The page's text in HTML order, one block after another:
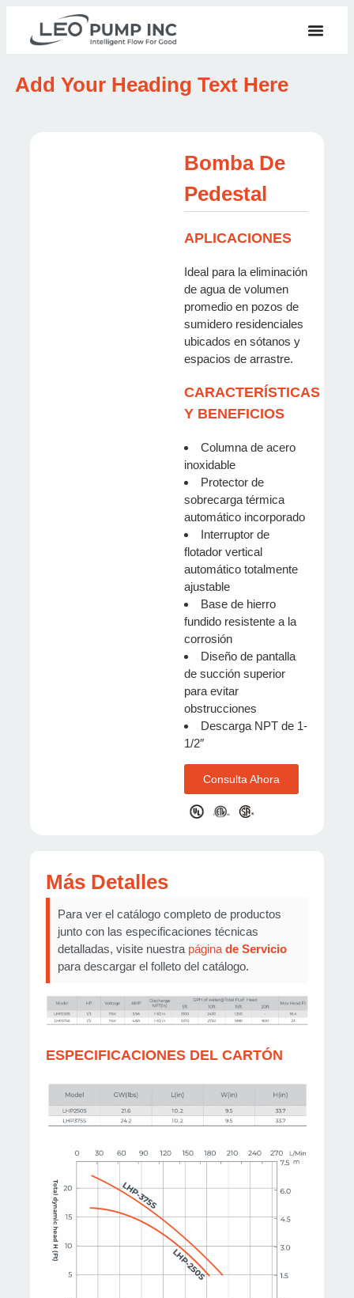
Add Your Heading Text Here
Bomba De
Pedestal
APLICACIONES
Ideal para la eliminación
de agua de volumen
promedio en pozos de
sumidero residenciales
ubicados en sótanos y
espacios de arrastre.
CARACTERÍSTICAS
Y BENEFICIOS
Columna de acero
inoxidable
Protector de
sobrecarga térmica
automático incorporado
Interruptor de
flotador vertical
automático totalmente
ajustable
Base de hierro
fundido resistente a la
corrosión
Diseño de pantalla
de succión superior
para evitar
obstrucciones
Descarga NPT de 1-
1/2″
Consulta Ahora
Más Detalles
Para ver el catálogo completo de productos
junto con las especificaciones técnicas
detalladas, visite nuestra página de Servicio
para descargar el folleto del catálogo.
ESPECIFICACIONES DEL CARTÓN